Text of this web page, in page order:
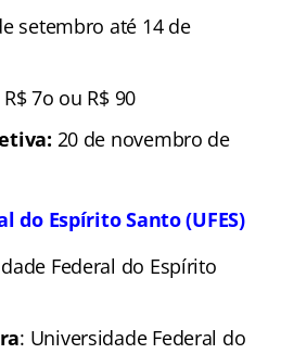
setembro até 14 de
R$ 7o ou R$ 90
20 de novembro de
do Espírito Santo (UFES)
Federal do Espírito
: Universidade Federal do